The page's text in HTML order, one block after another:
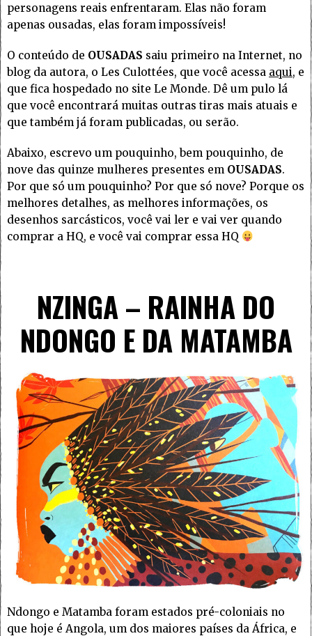
personagens reais enfrentaram. Elas não foram
apenas ousadas, elas foram impossíveis!
O conteúdo de OUSADAS saiu primeiro na Internet, no
blog da autora, o Les Culottées, que você acessa aqui, e
que fica hospedado no site Le Monde. Dê um pulo lá
que você encontrará muitas outras tiras mais atuais e
que também já foram publicadas, ou serão.
Abaixo, escrevo um pouquinho, bem pouquinho, de
nove das quinze mulheres presentes em OUSADAS.
Por que só um pouquinho? Por que só nove? Porque os
melhores detalhes, as melhores informações, os
desenhos sarcásticos, você vai ler e vai ver quando
comprar a HQ, e você vai comprar essa HQ
NZINGA – RAINHA DO
NDONGO E DA MATAMBA
Ndongo e Matamba foram estados pré-coloniais no
que hoje é Angola, um dos maiores países da África, e